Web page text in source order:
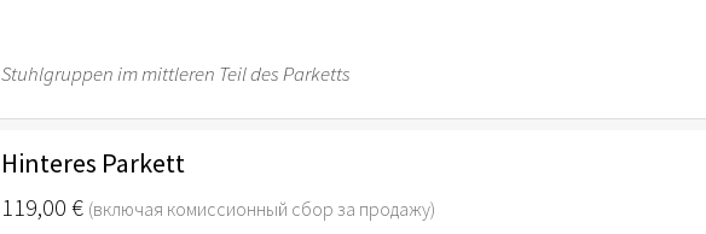
Stuhlgruppen im mittleren Teil des Parketts
Hinteres Parkett
119,00 € (включая комиссионный сбор за продажу)